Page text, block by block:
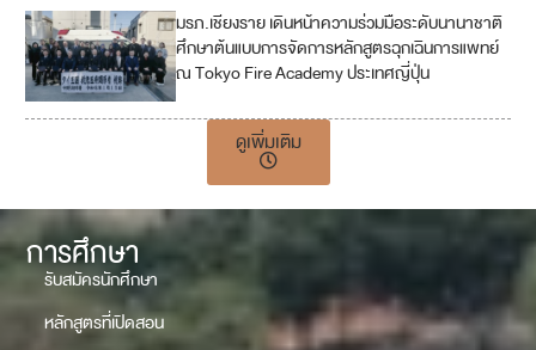
มรภ.เชียงราย เดินหน้าความร่วมมือระดับนานาชาติ
ศึกษาต้นแบบการจัดการหลักสูตรฉุกเฉินการแพทย์
ณ Tokyo Fire Academy ประเทศญี่ปุ่น
ดูเพิ่มเติม
การศึกษา
รับสมัครนักศึกษา
หลักสูตรที่เปิดสอน